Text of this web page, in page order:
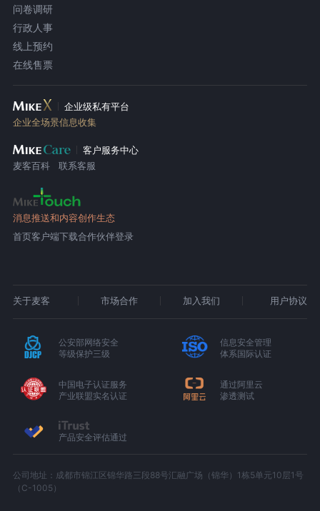
问卷调研
行政人事
线上预约
在线售票
企业级私有平台
企业全场景信息收集
客户服务中心
麦客百科
联系客服
消息推送和内容创作生态
首页客户端下载合作伙伴登录
关于麦客 市场合作 加入我们 用户协议
公安部网络安全
等级保护三级
信息安全管理
体系国际认证
中国电子认证服务
产业联盟实名认证
通过阿里云
渗透测试
产品安全评估通过
公司地址：成都市锦江区锦华路三段88号汇融广场（锦华）1栋5单元10层1号
（C-1005）